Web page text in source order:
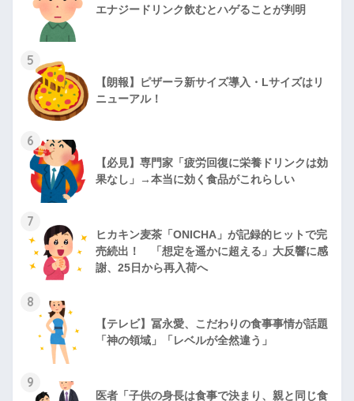
エナジードリンク飲むとハゲることが判明
5
【朗報】ピザーラ新サイズ導入・Lサイズはリ
ニューアル！
6
【必見】専門家「疲労回復に栄養ドリンクは効
果なし」→本当に効く食品がこれらしい
7
ヒカキン麦茶「ONICHA」が記録的ヒットで完
売続出！ 「想定を遥かに超える」大反響に感
謝、25日から再入荷へ
8
【テレビ】冨永愛、こだわりの食事事情が話題
「神の領域」「レベルが全然違う」
9
医者「子供の身長は食事で決まり、親と同じ食